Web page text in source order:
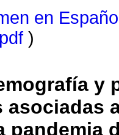
en
pdf )
y
asociadas
pandemia